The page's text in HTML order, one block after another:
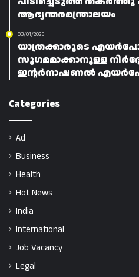
ആഭ്യന്തരമന്ത്രാലയം
03/01/2025
യാത്രക്കാരുടെ
സുഗമമാക്കാനുള്ള
ഇന്റർനാഷണൽ
Categories
Ad
Business
Health
Hot News
India
International
Job Vacancy
Legal